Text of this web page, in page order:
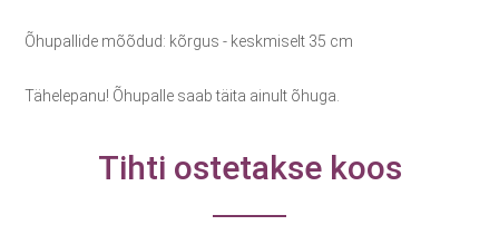
Õhupallide mõõdud: kõrgus - keskmiselt 35 cm
Tähelepanu! Õhupalle saab täita ainult õhuga.
Tihti ostetakse koos